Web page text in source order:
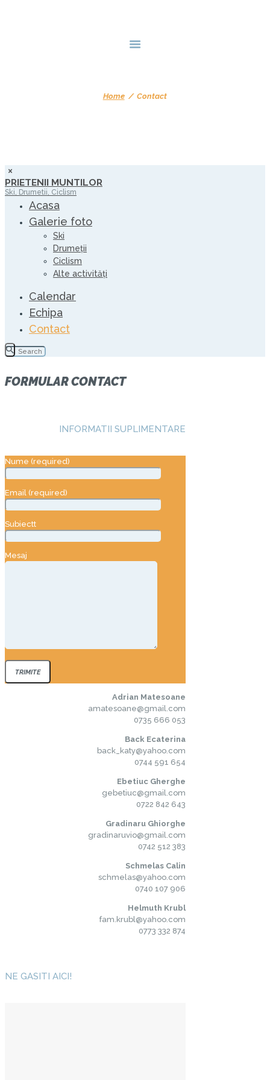
Home Contact
PRIETENII MUNTILOR
Ski, Drumetii, Ciclism
Acasa
Galerie foto
Ski
Drumeții
Ciclism
Alte activități
Calendar
Echipa
Contact
FORMULAR CONTACT
INFORMATII SUPLIMENTARE
Nume (required)
Email (required)
Subiectt
Mesaj
Adrian Matesoane
amatesoane@gmail.com
0735 666 053
Back Ecaterina
back_katy@yahoo.com
0744 591 654
Ebetiuc Gherghe
gebetiuc@gmail.com
0722 842 643
Gradinaru Ghiorghe
gradinaruvio@gmail.com
0742 512 383
Schmelas Calin
schmelas@yahoo.com
0740 107 906
Helmuth Krubl
fam.krubl@yahoo.com
0773 332 874
NE GASITI AICI!